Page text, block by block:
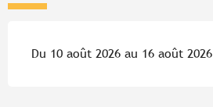
Du 10 août 2026 au 16 août 2026